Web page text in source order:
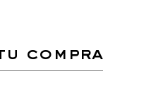
deja que las
al aire libre,
compra